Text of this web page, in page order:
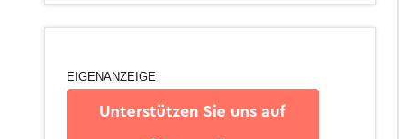
EIGENANZEIGE